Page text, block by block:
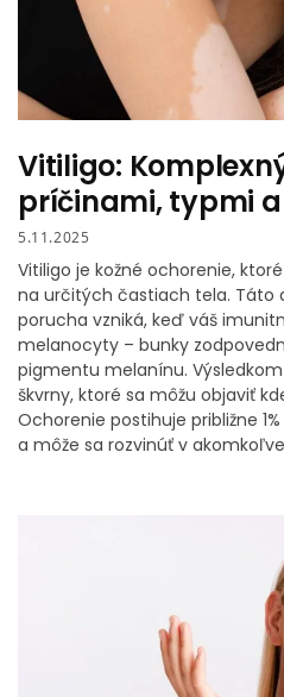
Vitiligo:
príčinami, typmi
5.11.2025
Vitiligo je kožné ochorenie,
na určitých častiach tela. Táto
porucha vzniká, keď váš
melanocyty – bunky
pigmentu melanínu.
škvrny, ktoré sa môžu objaviť
Ochorenie postihuje približne
a môže sa rozvinúť v